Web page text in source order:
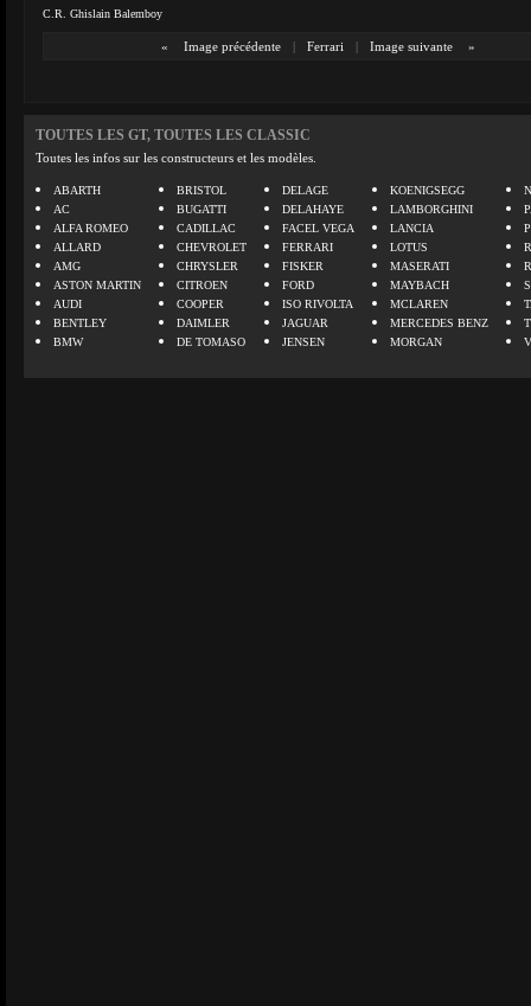
C.R. Ghislain Balemboy
« Image précédente | Ferrari | Image suivante »
TOUTES LES GT, TOUTES LES CLASSIC
Toutes les infos sur les constructeurs et les modèles.
ABARTH
AC
ALFA ROMEO
ALLARD
AMG
ASTON MARTIN
AUDI
BENTLEY
BMW
BRISTOL
BUGATTI
CADILLAC
CHEVROLET
CHRYSLER
CITROEN
COOPER
DAIMLER
DE TOMASO
DELAGE
DELAHAYE
FACEL VEGA
FERRARI
FISKER
FORD
ISO RIVOLTA
JAGUAR
JENSEN
KOENIGSEGG
LAMBORGHINI
LANCIA
LOTUS
MASERATI
MAYBACH
MCLAREN
MERCEDES BENZ
MORGAN